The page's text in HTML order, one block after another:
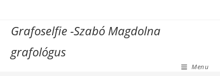
contentGrafoselfie -Szabó Magdolna
grafológus
Menu